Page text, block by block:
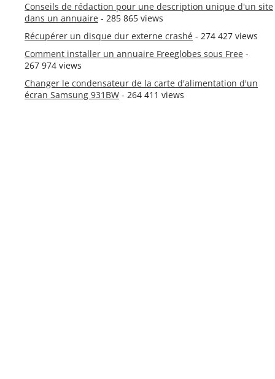
Conseils de rédaction pour une description unique d'un site
dans un annuaire - 285 865 views
Récupérer un disque dur externe crashé - 274 427 views
Comment installer un annuaire Freeglobes sous Free -
267 974 views
Changer le condensateur de la carte d'alimentation d'un
écran Samsung 931BW - 264 411 views